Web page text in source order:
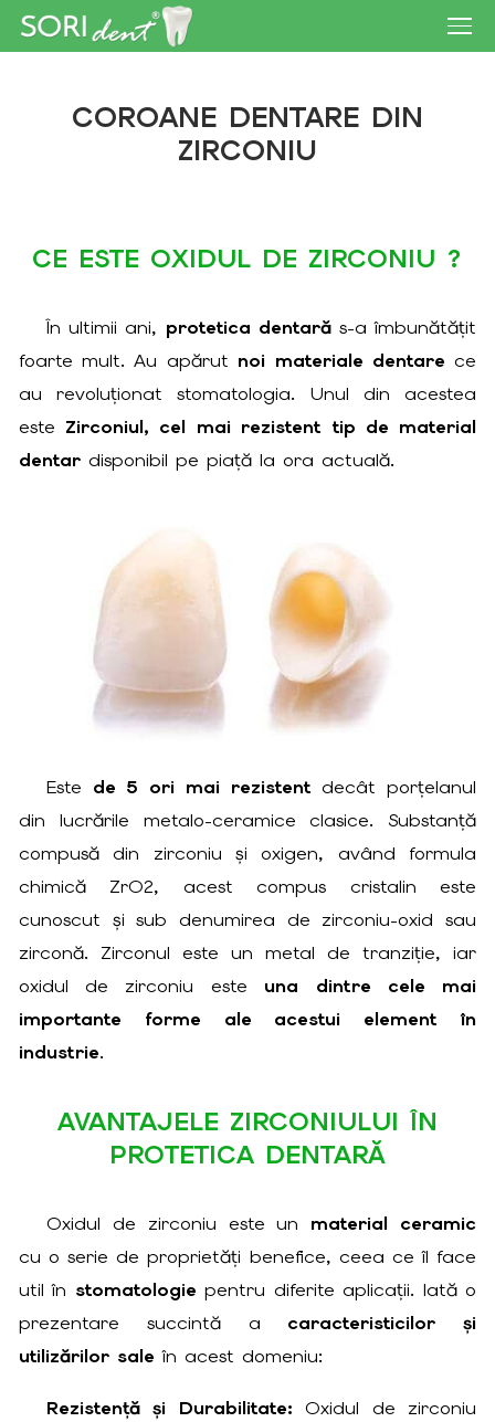
TRATAMENTE DENTARE
DOTĂRI
GALERIE FOTO
COROANE DENTARE DIN
ZIRCONIU
CE ESTE OXIDUL DE ZIRCONIU ?
În ultimii ani, protetica dentarăs-a îmbunătățit
foarte mult. Au apărut noi materiale dentare ce
au revoluționat stomatologia. Unul din acestea
este Zirconiul, cel mai rezistent tip de material
dentardisponibil pe piață la ora actuală.
Este de 5 ori mai rezistent decât porțelanul
din lucrările metalo-ceramice clasice. Substanță
compusă din zirconiu și oxigen, având formula
chimică ZrO2, acest compus cristalin este
cunoscut și sub denumirea de zirconiu-oxid sau
zirconă. Zirconul este un metal de tranziție, iar
oxidul de zirconiu este una dintre cele mai
importante forme ale acestui element în
industrie.
AVANTAJELE ZIRCONIULUI ÎN
PROTETICA DENTARĂ
Oxidul de zirconiu este un material ceramic
cu o serie de proprietăți benefice, ceea ce îl face
util în stomatologie pentru diferite aplicații. Iată o
prezentare succintă a caracteristicilor și
utilizărilor sale în acest domeniu:
Rezistență și Durabilitate: Oxidul de zirconiu